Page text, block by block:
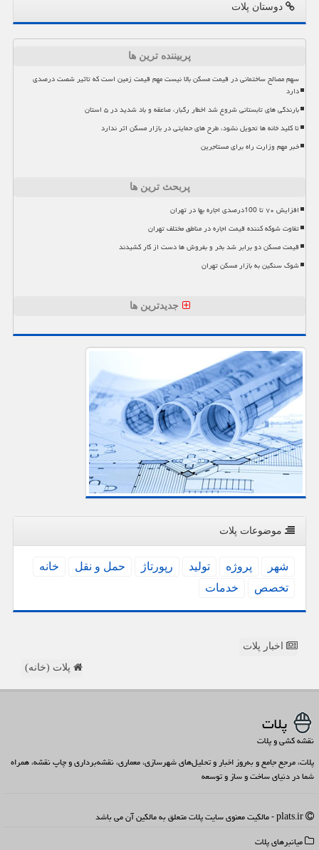
دوستان پلات
پربیننده ترین ها
سهم مصالح ساختمانی در قیمت مسکن بالا نیست مهم قیمت زمین است که تاثیر شصت درصدی
دارد
بارندگی های تابستانی شروع شد اخطار رگبار، صاعقه و باد شدید در ۵ استان
تا کلید خانه ها تحویل نشود، طرح های حمایتی در بازار مسکن اثر ندارد
خبر مهم وزارت راه برای مستاجرین
پربحث ترین ها
افزایش ۷۰ تا 100درصدی اجاره بها در تهران
تفاوت شوکه کننده قیمت اجاره در مناطق مختلف تهران
قیمت مسکن دو برابر شد بخر و بفروش ها دست از کار کشیدند
شوک سنگین به بازار مسکن تهران
جدیدترین ها
موضوعات پلات
شهر پروژه تولید رپورتاژ حمل و نقل
خانه
تخصص
خدمات
اخبار پلات
پلات (خانه)
پلات
نقشه کشی و پلات
پلات، مرجع جامع و به‌روز اخبار و تحلیل‌های شهرسازی، معماری، نقشه‌برداری و چاپ نقشه، همراه
شما در دنیای ساخت و ساز و توسعه
میانبرهای پلات